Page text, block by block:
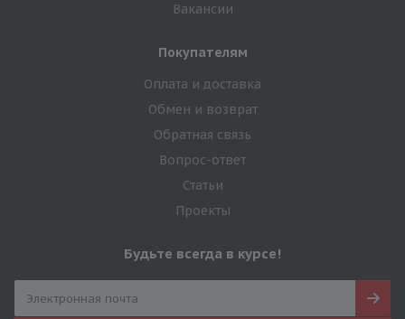
Вакансии
Покупателям
Оплата и доставка
Обмен и возврат
Обратная связь
Вопрос-ответ
Статьи
Проекты
Будьте всегда в курсе!